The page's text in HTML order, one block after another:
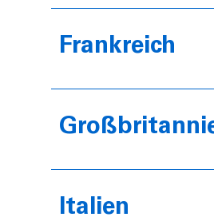
Frankreich
Italien